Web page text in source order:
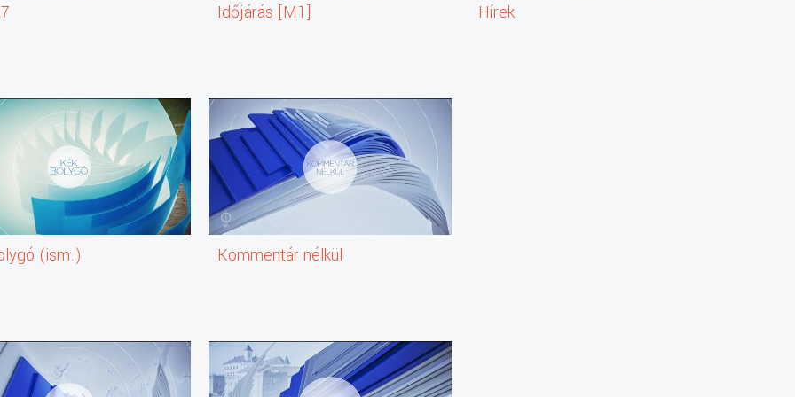
politikai, gazdasági, kulturális szakmai beszélgetések mellett híradók, magazinok és egyéb élő kapcsolások egészítenek ki.
(ism.)
Időjárás [M1]
Kommentár nélkül
Hírek